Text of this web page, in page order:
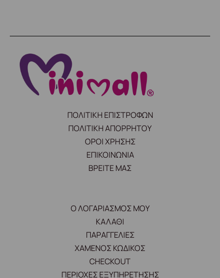
ΠΟΛΙΤΙΚΗ ΕΠΙΣΤΡΟΦΩΝ
ΠΟΛΙΤΙΚΗ ΑΠΟΡΡΗΤΟΥ
ΟΡΟΙ ΧΡΗΣΗΣ
ΕΠΙΚΟΙΝΩΝΙΑ
ΒΡΕΙΤΕ ΜΑΣ
Ο ΛΟΓΑΡΙΑΣΜΟΣ ΜΟΥ
ΚΑΛΑΘΙ
ΠΑΡΑΓΓΕΛΙΕΣ
ΧΑΜΕΝΟΣ ΚΩΔΙΚΟΣ
CHECKOUT
ΠΕΡΙΟΧΕΣ ΕΞΥΠΗΡΕΤΗΣΗΣ